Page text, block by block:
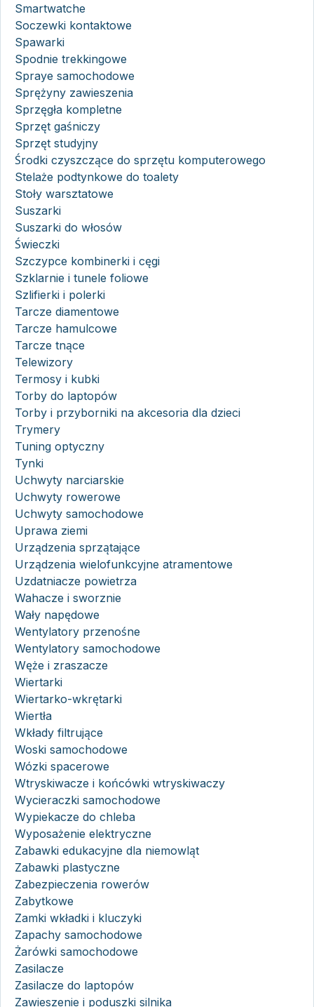
Smartwatche
Soczewki kontaktowe
Spawarki
Spodnie trekkingowe
Spraye samochodowe
Sprężyny zawieszenia
Sprzęgła kompletne
Sprzęt gaśniczy
Sprzęt studyjny
Środki czyszczące do sprzętu komputerowego
Stelaże podtynkowe do toalety
Stoły warsztatowe
Suszarki
Suszarki do włosów
Świeczki
Szczypce kombinerki i cęgi
Szklarnie i tunele foliowe
Szlifierki i polerki
Tarcze diamentowe
Tarcze hamulcowe
Tarcze tnące
Telewizory
Termosy i kubki
Torby do laptopów
Torby i przyborniki na akcesoria dla dzieci
Trymery
Tuning optyczny
Tynki
Uchwyty narciarskie
Uchwyty rowerowe
Uchwyty samochodowe
Uprawa ziemi
Urządzenia sprzątające
Urządzenia wielofunkcyjne atramentowe
Uzdatniacze powietrza
Wahacze i sworznie
Wały napędowe
Wentylatory przenośne
Wentylatory samochodowe
Węże i zraszacze
Wiertarki
Wiertarko-wkrętarki
Wiertła
Wkłady filtrujące
Woski samochodowe
Wózki spacerowe
Wtryskiwacze i końcówki wtryskiwaczy
Wycieraczki samochodowe
Wypiekacze do chleba
Wyposażenie elektryczne
Zabawki edukacyjne dla niemowląt
Zabawki plastyczne
Zabezpieczenia rowerów
Zabytkowe
Zamki wkładki i kluczyki
Zapachy samochodowe
Żarówki samochodowe
Zasilacze
Zasilacze do laptopów
Zawieszenie i poduszki silnika